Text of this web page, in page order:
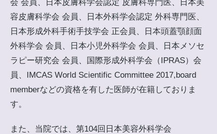
会 会員、日本皮膚科学会認定 皮膚科専門医、日本美
容皮膚科学会 会員、日本外科学会認定 外科専門医、
日本形成外科手術手技学会 正会員、日本頭蓋顎顔面
外科学会 会員、日本小児外科学会 会員、日本メソセ
ラピー研究会 会員、国際形成外科学会（IPRAS）会
員、IMCAS World Scientific Committee 2017,board
memberなどの資格を有した医師が在籍しておりま
す。
また、当院では、第104回日本美容外科学会